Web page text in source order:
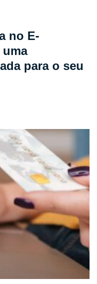
no E-
para o seu